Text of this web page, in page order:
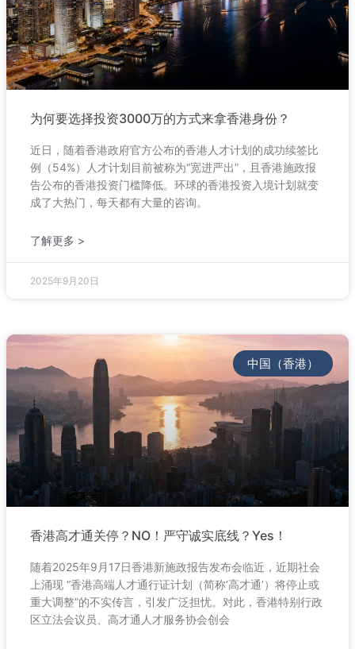
为何要选择投资3000万的方式来拿香港身份？
近日，随着香港政府官方公布的香港人才计划的成功续签比
例（54%）人才计划目前被称为“宽进严出”，且香港施政报
告公布的香港投资门槛降低。环球的香港投资入境计划就变
成了大热门，每天都有大量的咨询。
了解更多 >
2025年9月20日
中国（香港）
香港高才通关停？NO！严守诚实底线？Yes！
随着2025年9月17日香港新施政报告发布会临近，近期社会
上涌现 “香港高端人才通行证计划（简称‘高才通’）将停止或
重大调整”的不实传言，引发广泛担忧。对此，香港特别行政
区立法会议员、高才通人才服务协会创会